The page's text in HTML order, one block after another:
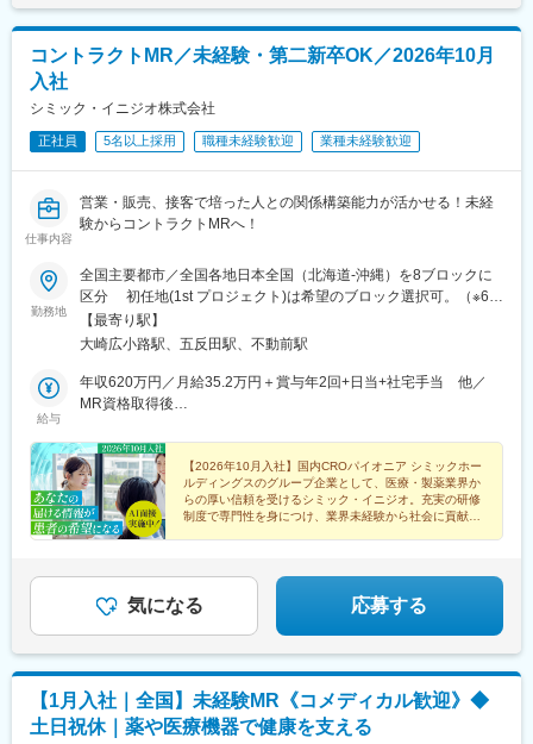
コントラクトMR／未経験・第二新卒OK／2026年10月
入社
シミック・イニジオ株式会社
正社員 5名以上採用 職種未経験歓迎 業種未経験歓迎
仕事内容
営業・販売、接客で培った人との関係構築能力が活かせる！未経
験からコントラクトMRへ！
勤務地
全国主要都市／全国各地日本全国（北海道-沖縄）を8ブロックに
区分 初任地(1st プロジェクト)は希望のブロック選択可。（※6都
道府県以上、ブロック内での転居は必須） ※2ブロック以上の広
域内転勤可能な場合は入社一時金支給2ndプロジェクト以降は4ブ
西五反田7丁目7-7 SGスクエア【本社へのアクセス】 ・JR 山手線
「五反田駅」/都営地下鉄 浅草線「五反田駅」 徒歩6分・東急電
徒歩10分
【最寄り駅】
大崎広小路駅、五反田駅、不動前駅
給与
年収620万円／月給35.2万円＋賞与年2回+日当+社宅手当 他／
MR資格取得後
MR経験5年目
【2026年10月入社】国内CROパイオニア シミックホー
ルディングスのグループ企業として、医療・製薬業界か
らの厚い信頼を受けるシミック・イニジオ。充実の研修
制度で専門性を身につけ、業界未経験から社会に貢献す
気になる 応募する
【1月入社｜全国】未経験MR《コメディカル歓迎》◆
土日祝休｜薬や医療機器で健康を支える